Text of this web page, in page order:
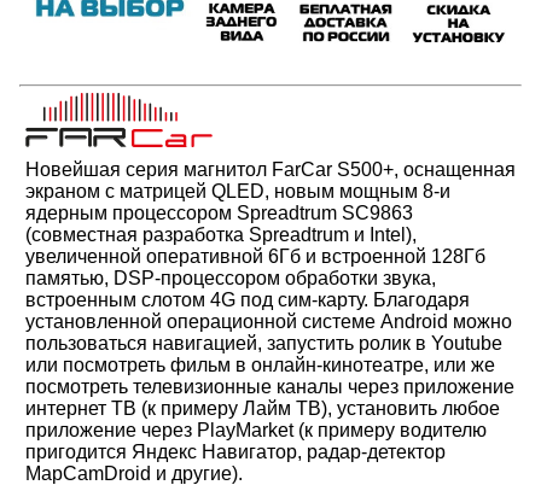
Новейшая серия магнитол FarCar S500+, оснащенная
экраном c матрицей QLED, новым мощным 8-и
ядерным процессором Spreadtrum SC9863
(совместная разработка Spreadtrum и Intel),
увеличенной оперативной 6Гб и встроенной 128Гб
памятью, DSP-процессором обработки звука,
встроенным слотом 4G под сим-карту. Благодаря
установленной операционной системе Android можно
пользоваться навигацией, запустить ролик в Youtube
или посмотреть фильм в онлайн-кинотеатре, или же
посмотреть телевизионные каналы через приложение
интернет ТВ (к примеру Лайм ТВ), установить любое
приложение через PlayMarket (к примеру водителю
пригодится Яндекс Навигатор, радар-детектор
MapCamDroid и другие).